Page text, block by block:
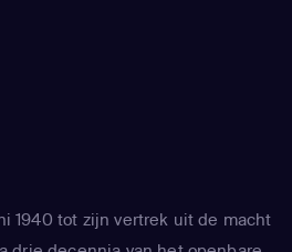
1940 tot zijn vertrek uit de macht